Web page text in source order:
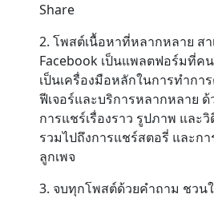
Share
2. โพสต์เนื้อหาที่หลากหลาย ส
Facebook เป็นแพลตฟอร์มที่ค
เป็นเครื่องมือหลักในการทำกา
ฟีเจอร์และบริการหลากหลาย
การแชร์เรื่องราว รูปภาพ และ
รวมไปถึงการแชร์สตอรี่ และก
ลูกเพจ
3. จบทุกโพสต์ด้วยคำถาม ชวน